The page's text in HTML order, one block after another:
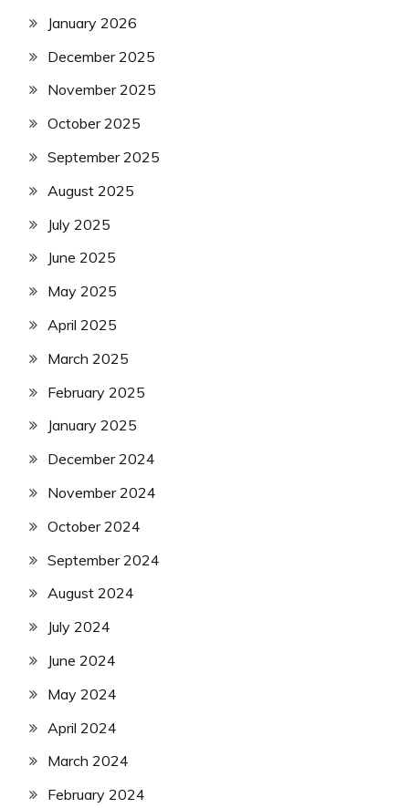
January 2026
December 2025
November 2025
October 2025
September 2025
August 2025
July 2025
June 2025
May 2025
April 2025
March 2025
February 2025
January 2025
December 2024
November 2024
October 2024
September 2024
August 2024
July 2024
June 2024
May 2024
April 2024
March 2024
February 2024